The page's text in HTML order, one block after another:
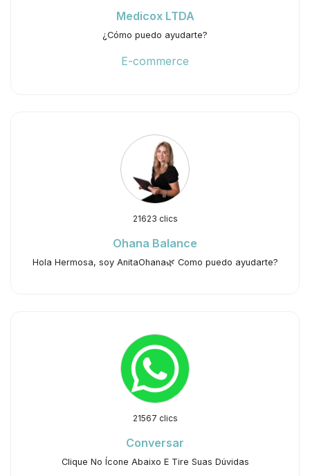
Medicox LTDA
¿Cómo puedo ayudarte?
E-commerce
21623 clics
Ohana Balance
Hola Hermosa, soy AnitaOhana🌿 Como puedo ayudarte?
21567 clics
Conversar
Clique No Ícone Abaixo E Tire Suas Dúvidas